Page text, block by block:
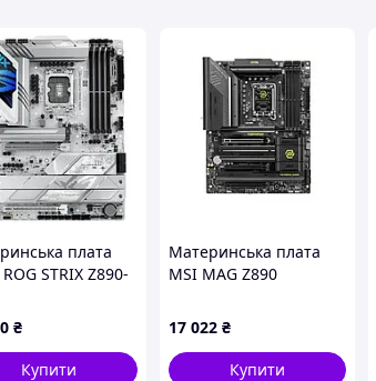
плата
STRIX Z890-
Z890-A GAMING
1851, Intel
₴
Купити
Материнська плата
MSI MAG Z890
1851
17 022 ₴
Купити